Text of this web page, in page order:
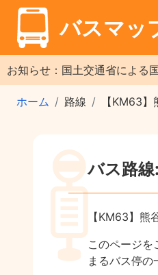
バスマッ
お知らせ：国土交通省による
ホーム 路線 【KM63
バス路
【KM63】
このページ
まるバス停の